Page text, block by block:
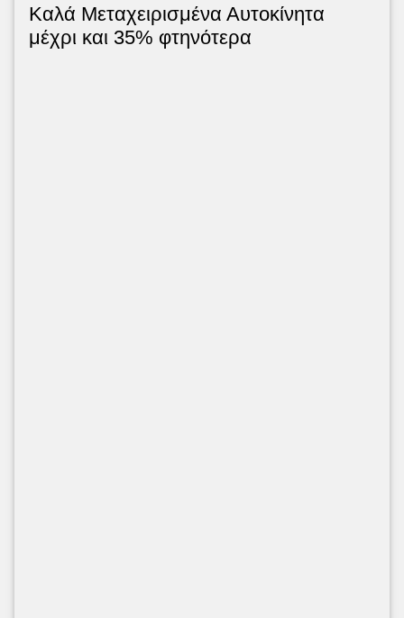
Kαλά Μεταχειρισμένα Αυτοκίνητα
μέχρι και 35% φτηνότερα